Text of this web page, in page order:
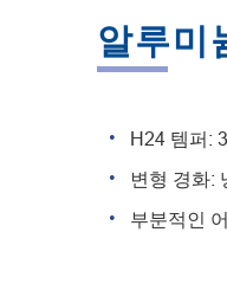
알루미
H24 템퍼:
변형 경화:
부분적인